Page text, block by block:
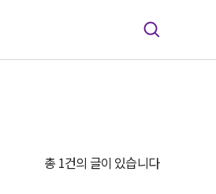
총 1건의 글이 있습니다